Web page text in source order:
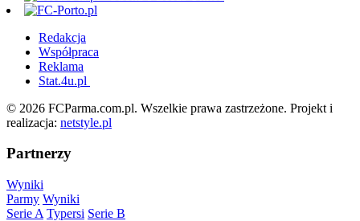
Redakcja
Współpraca
Reklama
Stat.4u.pl
© 2026 FCParma.com.pl. Wszelkie prawa zastrzeżone. Projekt i
realizacja: netstyle.pl
Partnerzy
Wyniki
Parmy Wyniki
Serie A Typersi Serie B